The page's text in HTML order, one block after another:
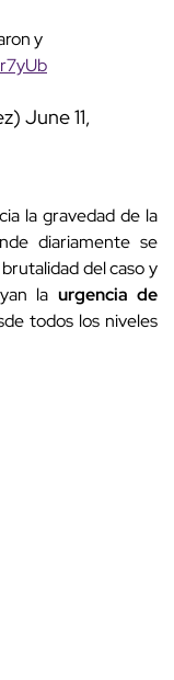
y
June 11,
la gravedad de la
diariamente se
del caso y
la urgencia de
todos los niveles